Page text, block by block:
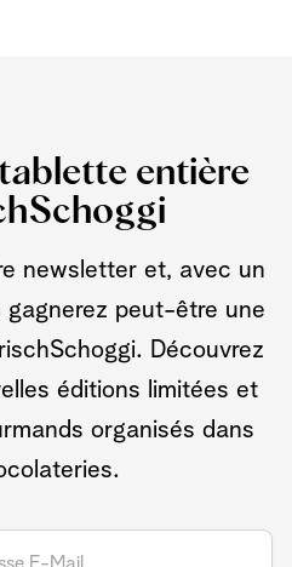
entière
newsletter et, avec un
gagnerez peut-être une
Découvrez
éditions limitées et
organisés dans